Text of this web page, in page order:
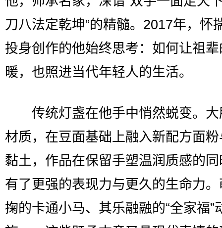
刀八法定乾坤”的精髓。2017年，怀
投身创作的他始终思考：如何让祖
暖，也照进当代年轻人的生活。
传统灯盏在他手中悄然蜕变。大
材质，在豆面基础上融入新配方面
黏土，作品在保留手塑温润质感的
有了更强的表现力与更久的生命力
掬的卡通小马、其乐融融的“全家福”